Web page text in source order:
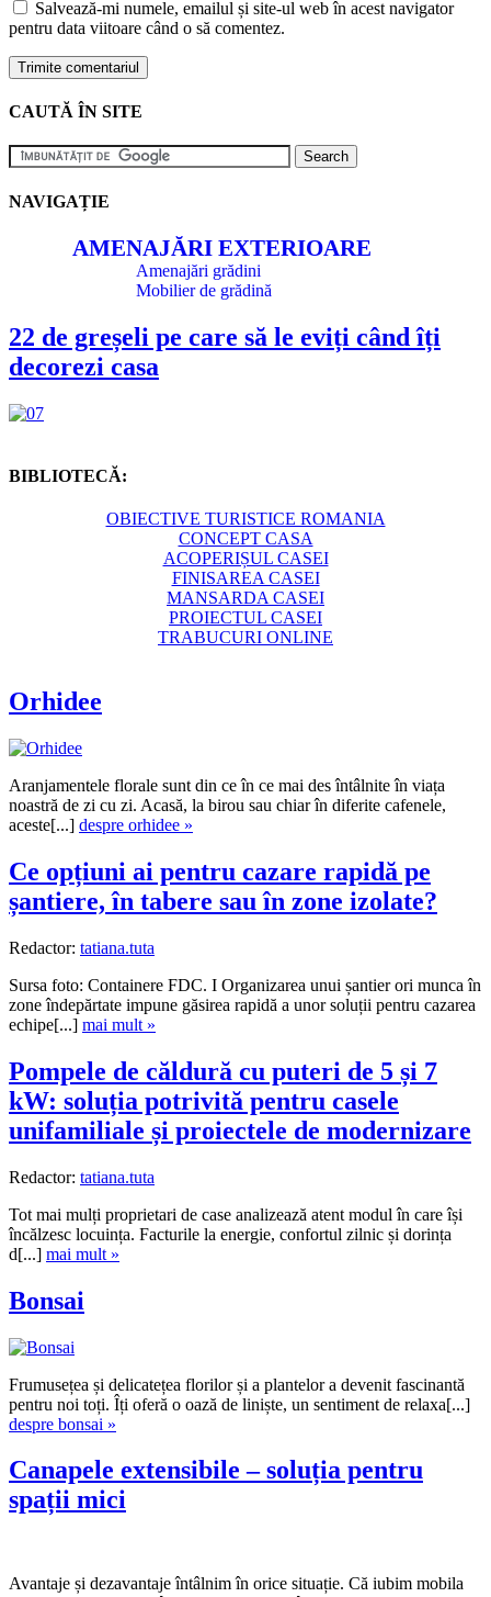
Salvează-mi numele, emailul și site-ul web în acest navigator
pentru data viitoare când o să comentez.
CAUTĂ ÎN SITE
NAVIGAȚIE
AMENAJĂRI EXTERIOARE
Amenajări grădini
Mobilier de grădină
22 de greșeli pe care să le eviți când îți
decorezi casa
BIBLIOTECĂ:
OBIECTIVE TURISTICE ROMANIA
CONCEPT CASA
ACOPERIȘUL CASEI
FINISAREA CASEI
MANSARDA CASEI
PROIECTUL CASEI
TRABUCURI ONLINE
Orhidee
Aranjamentele florale sunt din ce în ce mai des întâlnite în viața
noastră de zi cu zi. Acasă, la birou sau chiar în diferite cafenele,
aceste[...] despre orhidee »
Ce opțiuni ai pentru cazare rapidă pe
șantiere, în tabere sau în zone izolate?
Redactor: tatiana.tuta
Sursa foto: Containere FDC. I Organizarea unui șantier ori munca în
zone îndepărtate impune găsirea rapidă a unor soluții pentru cazarea
echipe[...] mai mult »
Pompele de căldură cu puteri de 5 și 7
kW: soluția potrivită pentru casele
unifamiliale și proiectele de modernizare
Redactor: tatiana.tuta
Tot mai mulți proprietari de case analizează atent modul în care își
încălzesc locuința. Facturile la energie, confortul zilnic și dorința
d[...] mai mult »
Bonsai
Frumusețea și delicatețea florilor și a plantelor a devenit fascinantă
pentru noi toți. Îți oferă o oază de liniște, un sentiment de relaxa[...]
despre bonsai »
Canapele extensibile – soluția pentru
spații mici
Avantaje și dezavantaje întâlnim în orice situație. Că iubim mobila